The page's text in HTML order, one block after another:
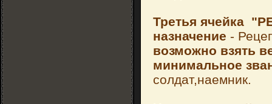
Третья ячейка
назначение -
возможно взять
минимальное
солдат,наемник.